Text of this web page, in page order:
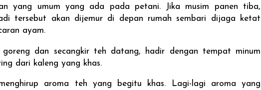
yang umum yang ada pada petani. Jika musim panen tiba,
tersebut akan dijemur di depan rumah sembari dijaga ketat
ayam.
goreng dan secangkir teh datang, hadir dengan tempat minum
dari kaleng yang khas.
aroma teh yang begitu khas. Lagi-lagi aroma yang